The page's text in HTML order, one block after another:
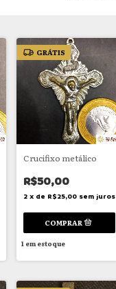
GRÁTIS
Crucifixo metálico
R$50,00
2 x de R$25,00 sem juros
1em estoque